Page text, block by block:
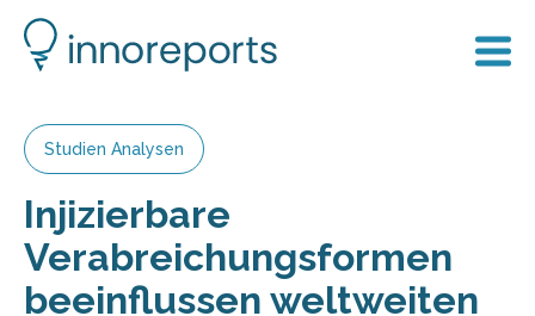
Studien Analysen
Injizierbare
Verabreichungsformen
beeinflussen weltweiten